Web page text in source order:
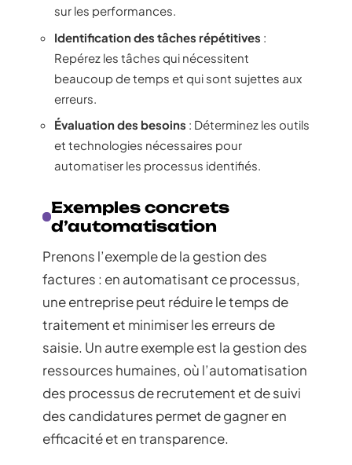
sur les performances.
Identification des tâches répétitives :
Repérez les tâches qui nécessitent
beaucoup de temps et qui sont sujettes aux
erreurs.
Évaluation des besoins : Déterminez les outils
et technologies nécessaires pour
automatiser les processus identifiés.
Exemples concrets
d’automatisation
Prenons l’exemple de la gestion des
factures : en automatisant ce processus,
une entreprise peut réduire le temps de
traitement et minimiser les erreurs de
saisie. Un autre exemple est la gestion des
ressources humaines, où l’automatisation
des processus de recrutement et de suivi
des candidatures permet de gagner en
efficacité et en transparence.